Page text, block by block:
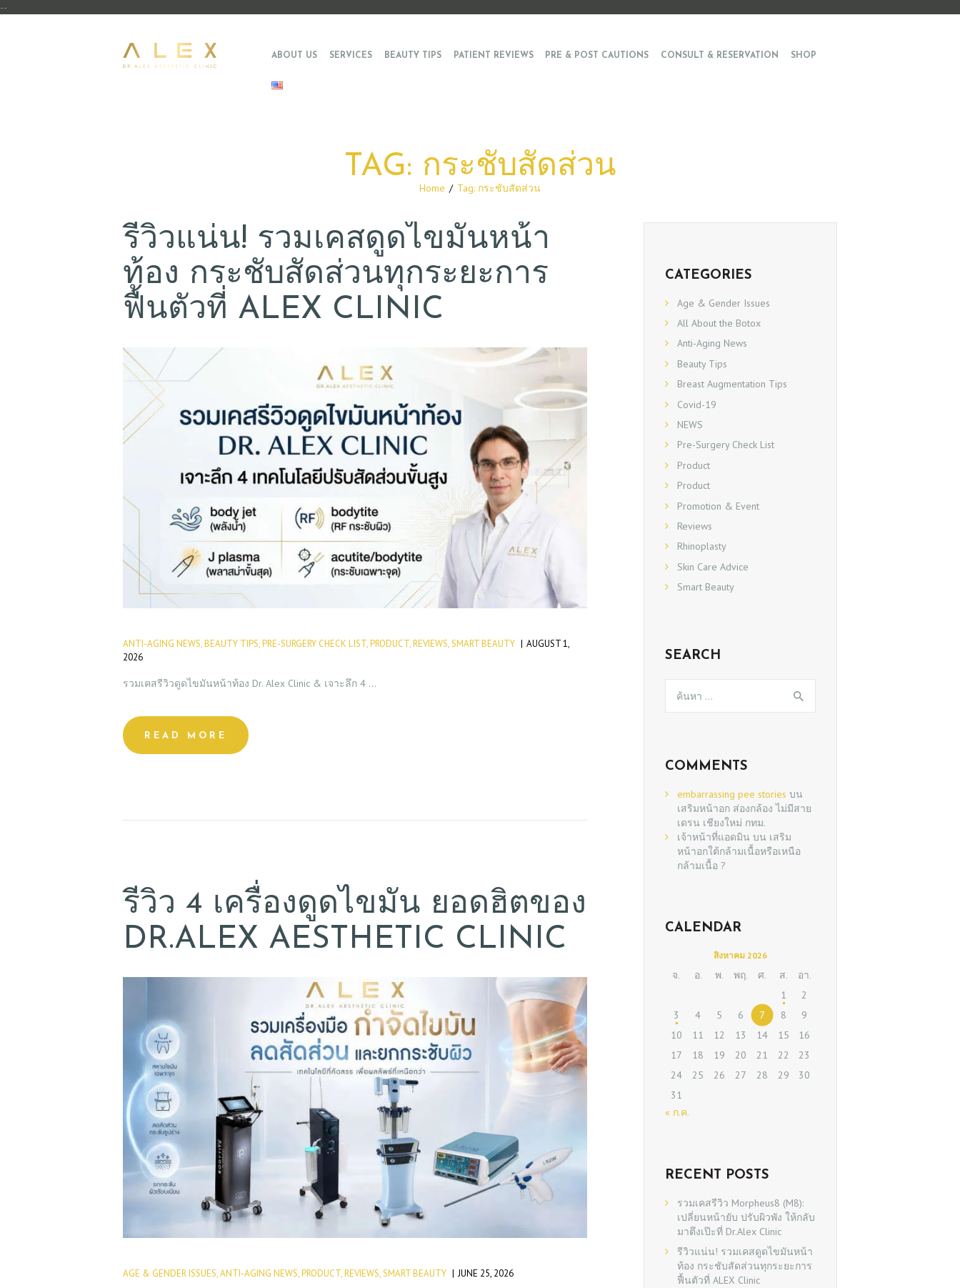
--
ABOUT US SERVICES BEAUTY TIPS PATIENT REVIEWS PRE & POST CAUTIONS CONSULT & RESERVATION SHOP
TAG: กระชับสัดส่วน
Home Tag: กระชับสัดส่วน
BEAUTY TIPS
PATIENT REVIEWS
PRE & POST
รีวิวแน่น! รวมเคสดูดไขมันหน้า
ท้อง กระชับสัดส่วนทุกระยะการ
ฟื้นตัวที่ ALEX CLINIC
ANTI-AGING NEWS,BEAUTY TIPS,PRE-SURGERY CHECK LIST,PRODUCT,REVIEWS,SMART BEAUTY
AUGUST 1,
2026
รวมเคสรีวิวดูดไขมันหน้าท้อง Dr. Alex Clinic & เจาะลึก 4 …
READ MORE
รีวิว 4 เครื่องดูดไขมัน ยอดฮิตของ
DR.ALEX AESTHETIC CLINIC
AGE & GENDER ISSUES,ANTI-AGING NEWS,PRODUCT,REVIEWS,SMART BEAUTY JUNE 25, 2026
CATEGORIES
Age & Gender Issues
All About the Botox
Anti-Aging News
Beauty Tips
Breast Augmentation Tips
Covid-19
NEWS
Pre-Surgery Check List
Product
Product
Promotion & Event
Reviews
Rhinoplasty
Skin Care Advice
Smart Beauty
SEARCH
สำหรับ:
COMMENTS
embarrassing pee stories บน
เสริมหน้าอก ส่องกล้อง ไม่มีสาย
เดรน เชียงใหม่ กทม.
เจ้าหน้าที่แอดมิน บน เสริม
หน้าอกใต้กล้ามเนื้อหรือเหนือ
กล้ามเนื้อ ?
CALENDAR
สิงหาคม 2026
จ.
อ. พ. พฤ. ศ. ส. อา.
1
2
3
4 5 6 7 8
9
10
11 12 13 14 15
16
17
18 19 20 21 22
23
24
25 26 27 28 29
30
31
« ก.ค.
RECENT POSTS
รวมเคสรีวิว Morpheus8 (M8):
เปลี่ยนหน้ายับ ปรับผิวพัง ให้กลับ
มาตึงเป๊ะที่ Dr.Alex Clinic
รีวิวแน่น! รวมเคสดูดไขมันหน้า
ท้อง กระชับสัดส่วนทุกระยะการ
ฟื้นตัวที่ ALEX Clinic